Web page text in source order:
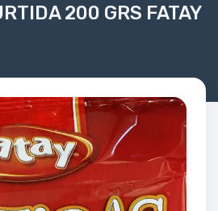
200 GRS FATAY